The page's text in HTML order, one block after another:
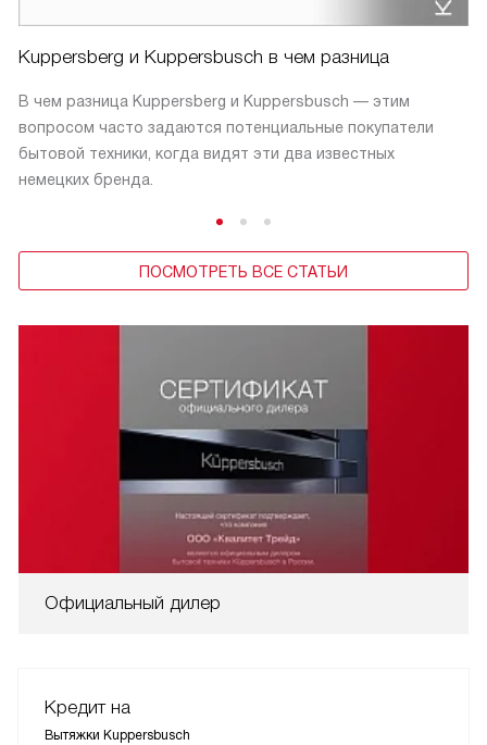
Kuppersberg и Kuppersbusch в чем разница
В чем разница Kuppersberg и Kuppersbusch — этим
вопросом часто задаются потенциальные покупатели
бытовой техники, когда видят эти два известных
немецких бренда.
ПОСМОТРЕТЬ ВСЕ СТАТЬИ
Официальный дилер
Кредит на
Вытяжки Kuppersbusch